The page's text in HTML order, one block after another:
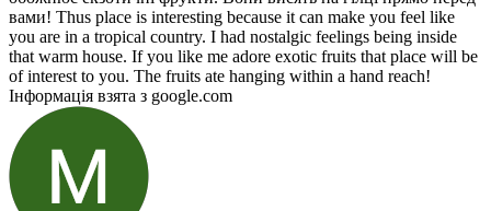
вами! Thus place is interesting because it can make you feel like
you are in a tropical country. I had nostalgic feelings being inside
that warm house. If you like me adore exotic fruits that place will be
of interest to you. The fruits ate hanging within a hand reach!
Інформація взята з google.com